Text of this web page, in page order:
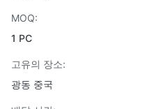
MOQ:
1 PC
고유의 장소:
광동 중국